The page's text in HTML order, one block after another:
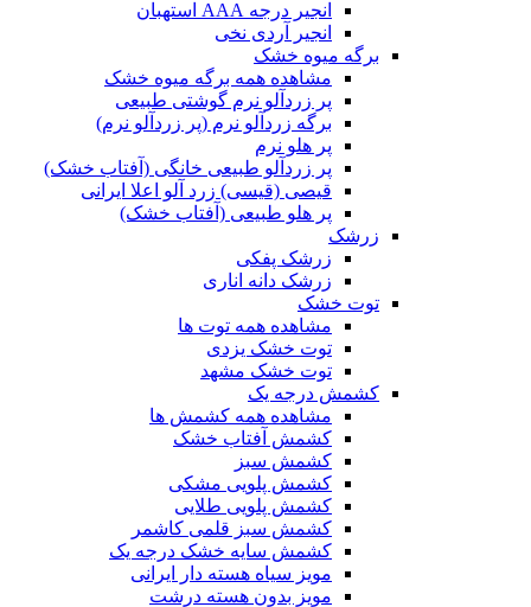
انجیر درجه AAA استهبان
انجیر آردی نخی
برگه میوه خشک
مشاهده همه برگه میوه خشک
پر زردآلو نرم گوشتی طبیعی
برگه زردآلو نرم (پر زردآلو نرم)
پر هلو نرم
پر زردآلو طبیعی خانگی (آفتاب خشک)
قیصی (قیسی) زرد آلو اعلا ایرانی
پر هلو طبیعی (آفتاب خشک)
زرشک
زرشک پفکی
زرشک دانه اناری
توت خشک
مشاهده همه توت ها
توت خشک یزدی
توت خشک مشهد
کشمش درجه یک
مشاهده همه کشمش ها
کشمش آفتاب خشک
کشمش سبز
کشمش پلویی مشکی
کشمش پلویی طلایی
کشمش سبز قلمی کاشمر
کشمش سایه خشک درجه یک
مویز سیاه هسته دار ایرانی
مویز بدون هسته درشت